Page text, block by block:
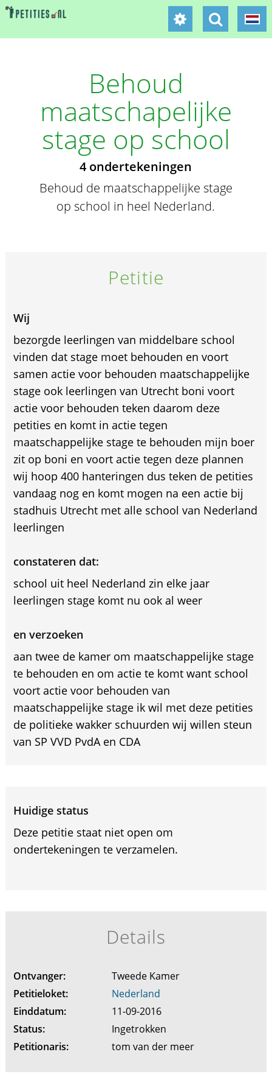
Behoud
maatschapelijke
stage op school
4 ondertekeningen
Behoud de maatschappelijke stage
op school in heel Nederland.
Petitie
Wij
bezorgde leerlingen van middelbare school
vinden dat stage moet behouden en voort
samen actie voor behouden maatschappelijke
stage ook leerlingen van Utrecht boni voort
actie voor behouden teken daarom deze
petities en komt in actie tegen
maatschappelijke stage te behouden mijn boer
zit op boni en voort actie tegen deze plannen
wij hoop 400 hanteringen dus teken de petities
vandaag nog en komt mogen na een actie bij
stadhuis Utrecht met alle school van Nederland
leerlingen
constateren dat:
school uit heel Nederland zin elke jaar
leerlingen stage komt nu ook al weer
en verzoeken
aan twee de kamer om maatschappelijke stage
te behouden en om actie te komt want school
voort actie voor behouden van
maatschappelijke stage ik wil met deze petities
de politieke wakker schuurden wij willen steun
van SP VVD PvdA en CDA
Huidige status
Deze petitie staat niet open om
ondertekeningen te verzamelen.
Details
Ontvanger:
Tweede Kamer
Petitieloket:
Nederland
Einddatum:
11-09-2016
Status:
Ingetrokken
Petitionaris:
tom van der meer